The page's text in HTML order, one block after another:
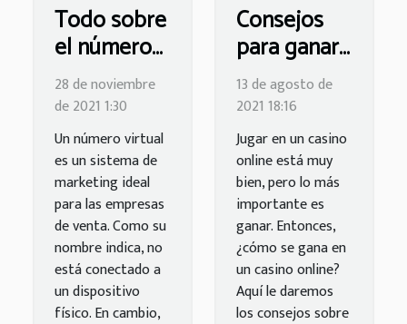
Todo sobre
el número
virtual
28 de noviembre
de 2021 1:30
Un número virtual
es un sistema de
marketing ideal
para las empresas
de venta. Como su
nombre indica, no
está conectado a
un dispositivo
físico. En cambio,
Consejos
para ganar
en un
casino
online
13 de agosto de
2021 18:16
Jugar en un casino
online está muy
bien, pero lo más
importante es
ganar. Entonces,
¿cómo se gana en
un casino online?
Aquí le daremos
los consejos sobre